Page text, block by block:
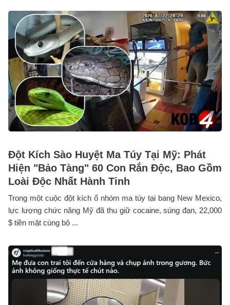
Đột Kích Sào Huyệt Ma Túy Tại Mỹ: Phát
Hiện "Bảo Tàng" 60 Con Rắn Độc, Bao Gồm
Loài Độc Nhất Hành Tinh
Trong một cuộc đột kích ổ nhóm ma túy tại bang New Mexico,
lực lượng chức năng Mỹ đã thu giữ cocaine, súng đạn, 22,000
$ tiền mặt cùng bộ ...